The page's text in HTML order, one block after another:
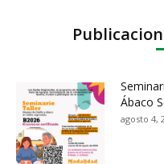
Ábaco
agosto 4,